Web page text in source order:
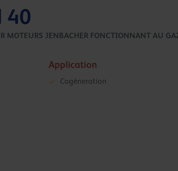
40
MOTEURS JENBACHER FONCTIONNANT AU
Application
Cogéneration